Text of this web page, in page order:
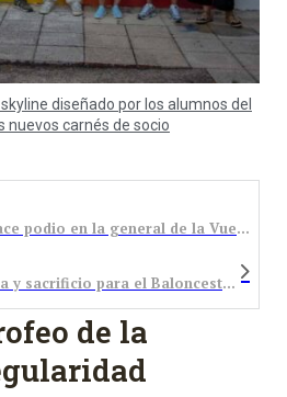
diseñado por los alumnos del
nuevos carnés de socio
El Dipuleón Bembibre hace podio en la general de la Vuelta a Besaya
Itziar Germán: experiencia y sacrificio para el Baloncesto Bembibre
de la